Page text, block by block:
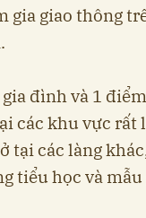
gia giao thông
đình và 1
các khu vực rất
tại các làng
tiểu học và mẫu